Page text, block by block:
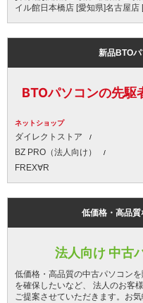
イル館日本橋店 [愛知県]名古屋店
新品BTO
BTOパソコンの先駆
ネットショップ
ダイレクトストア
BZ PRO（法人向け）
FREX∀R
低価格・高品
法人向け 中古
低価格・高品質の中古パソコン
を確保したいなど、 法人のお客
ご提案させていただきます。お